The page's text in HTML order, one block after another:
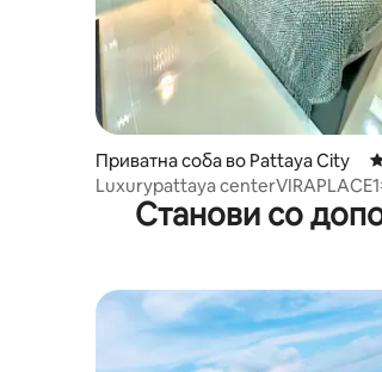
Приватна соба во Pattaya City
Luxurypattaya
Станови со